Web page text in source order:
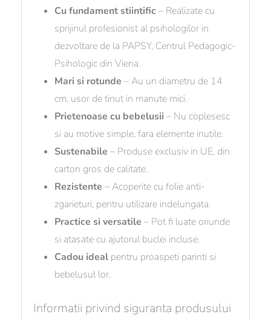
Cu fundament stiintific– Realizate cu
sprijinul profesionist al psihologilor in
dezvoltare de la PAPSY, Centrul Pedagogic-
Psihologic din Viena.
Mari si rotunde – Au un diametru de 14
cm, usor de tinut in manute mici.
Prietenoase cu bebelusii – Nu coplesesc
si au motive simple, fara elemente inutile.
Sustenabile – Produse exclusiv in UE, din
carton gros de calitate.
Rezistente – Acoperite cu folie anti-
zgarieturi, pentru utilizare indelungata.
Practice si versatile – Pot fi luate oriunde
si atasate cu ajutorul buclei incluse.
Cadou idealpentru proaspeti parinti si
bebelusul lor.
Informatii privind siguranta produsului